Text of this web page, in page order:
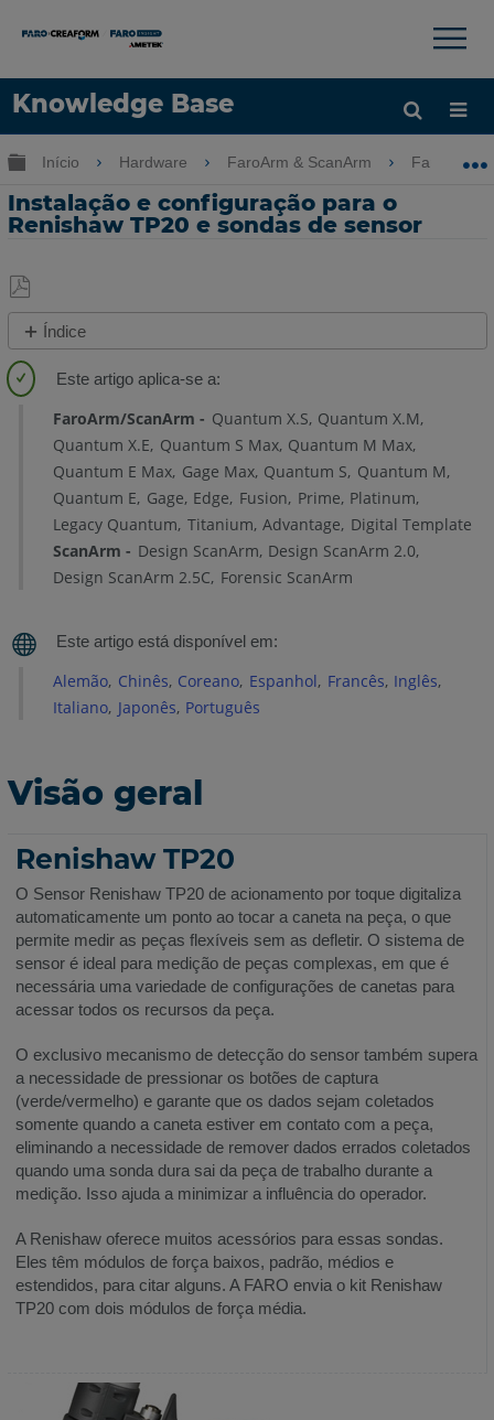
Knowledge Base
Idioma
×
Expandir/recolher hierarquia global
Início Hardware FaroArm & ScanArm FaroArm &
Instalação e configuração para o
Renishaw TP20 e sondas de sensor
Salvar
como
PDF
Índice
geral
Renishaw
TP20
Sonda
do
Sensor
Renishaw
Suporte
Modelo
Guias
de
Instalação
Configuração
Compensação
FaroArm
Manager,
CAM2
e
Measure
10
Medida
X
Manuseio
e
armazenagem
Consulte
também
FaroArm/ScanArm Quantum X.S Quantum X.M
Quantum X.E Quantum S Max Quantum M Max
Quantum E Max Gage Max Quantum S Quantum M
Quantum E Gage Edge Fusion Prime Platinum
Legacy Quantum Titanium Advantage Digital Template
ScanArm
Design ScanArm Design ScanArm 2.0
Design ScanArm 2.5C Forensic ScanArm
Alemão Chinês Coreano Espanhol Francês Inglês
Italiano Japonês Português
Visão geral
Renishaw TP20
O Sensor Renishaw TP20 de acionamento por toque digitaliza
automaticamente um ponto ao tocar a caneta na peça, o que
permite medir as peças flexíveis sem as defletir. O sistema de
sensor é ideal para medição de peças complexas, em que é
necessária uma variedade de configurações de canetas para
acessar todos os recursos da peça.
O exclusivo mecanismo de detecção do sensor também supera
a necessidade de pressionar os botões de captura
(verde/vermelho) e garante que os dados sejam coletados
somente quando a caneta estiver em contato com a peça,
eliminando a necessidade de remover dados errados coletados
quando uma sonda dura sai da peça de trabalho durante a
medição. Isso ajuda a minimizar a influência do operador.
A Renishaw oferece muitos acessórios para essas sondas.
Eles têm módulos de força baixos, padrão, médios e
estendidos, para citar alguns. A FARO envia o kit Renishaw
TP20 com dois módulos de força média.